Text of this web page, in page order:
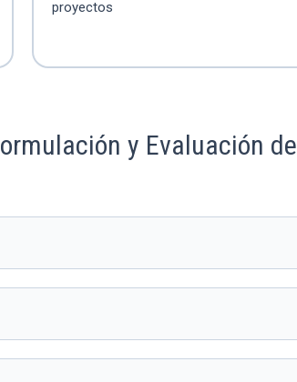
proyectos
y Evaluación de